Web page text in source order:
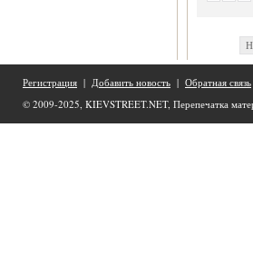
Регистрация | Добавить новость | Обратная связь
© 2009-2025, KIEVSTREET.NET, Перепечатка